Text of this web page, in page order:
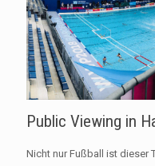
Public Viewing in
Nicht nur Fußball ist dieser